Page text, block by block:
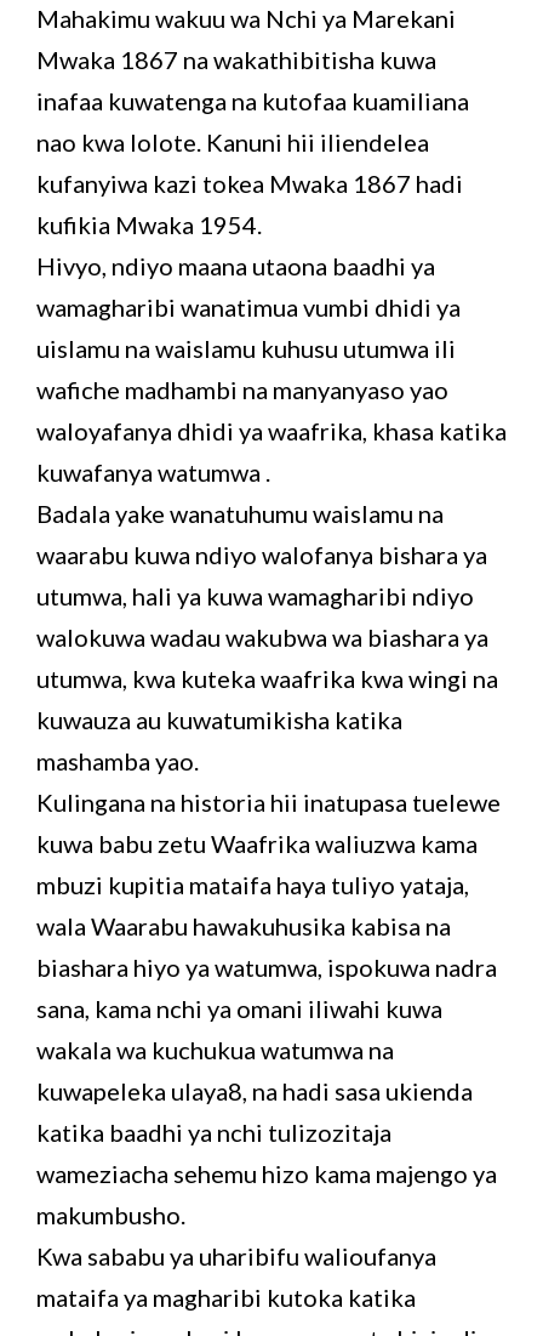
Mahakimu wakuu wa Nchi ya Marekani
Mwaka 1867 na wakathibitisha kuwa
inafaa kuwatenga na kutofaa kuamiliana
nao kwa lolote. Kanuni hii iliendelea
kufanyiwa kazi tokea Mwaka 1867 hadi
kufikia Mwaka 1954.
Hivyo, ndiyo maana utaona baadhi ya
wamagharibi wanatimua vumbi dhidi ya
uislamu na waislamu kuhusu utumwa ili
wafiche madhambi na manyanyaso yao
waloyafanya dhidi ya waafrika, khasa katika
kuwafanya watumwa .
Badala yake wanatuhumu waislamu na
waarabu kuwa ndiyo walofanya bishara ya
utumwa, hali ya kuwa wamagharibi ndiyo
walokuwa wadau wakubwa wa biashara ya
utumwa, kwa kuteka waafrika kwa wingi na
kuwauza au kuwatumikisha katika
mashamba yao.
Kulingana na historia hii inatupasa tuelewe
kuwa babu zetu Waafrika waliuzwa kama
mbuzi kupitia mataifa haya tuliyo yataja,
wala Waarabu hawakuhusika kabisa na
biashara hiyo ya watumwa, ispokuwa nadra
sana, kama nchi ya omani iliwahi kuwa
wakala wa kuchukua watumwa na
kuwapeleka ulaya8, na hadi sasa ukienda
katika baadhi ya nchi tulizozitaja
wameziacha sehemu hizo kama majengo ya
makumbusho.
Kwa sababu ya uharibifu walioufanya
mataifa ya magharibi kutoka katika